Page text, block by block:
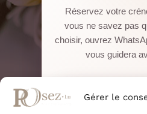
Gérer le
Réservez votre
vous ne savez pas
choisir, ouvrez
vous guidera
Réserver